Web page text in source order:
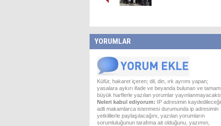
YORUMLAR
Küfür, hakaret içeren; dil, din, ırk ayrımı yapan;
yasalara aykırı ifade ve beyanda bulunan ve tamamı
büyük harflerle yazılan yorumlar
Neleri kabul ediyorum: IP adresimin
adli makamlarca istenmesi durumunda ip adresimin
yetkililerle paylaşılacağını, yazılan yorumların
sorumluluğunun tarafıma ait olduğunu, yazımın,